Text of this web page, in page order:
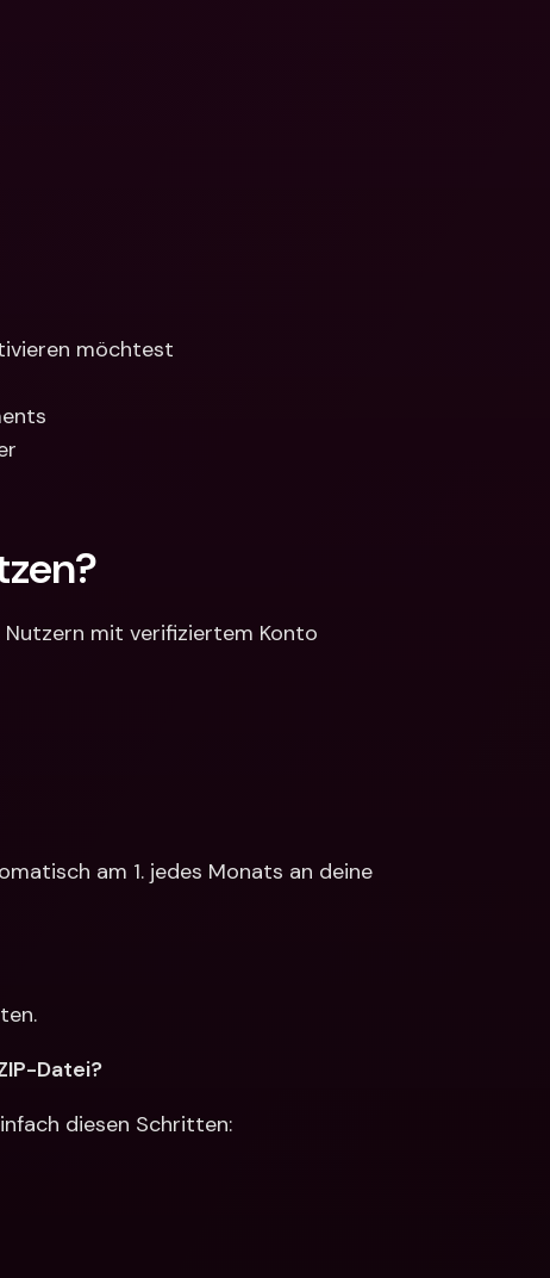
möchtest
Nutzern mit verifiziertem Konto
am 1. jedes Monats an deine
Datei?
diesen Schritten: